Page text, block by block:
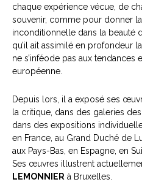
chaque expérience vécue, de
souvenir, comme pour donner
inconditionnelle dans la beauté
qu’il ait assimilé en profondeur
ne s’inféode pas aux tendances
européenne.
Depuis lors, il a exposé ses
la critique, dans des galeries
dans des expositions
en France, au Grand Duché de
aux Pays-Bas, en Espagne, en
Ses œuvres illustrent
LEMONNIER à Bruxelles.